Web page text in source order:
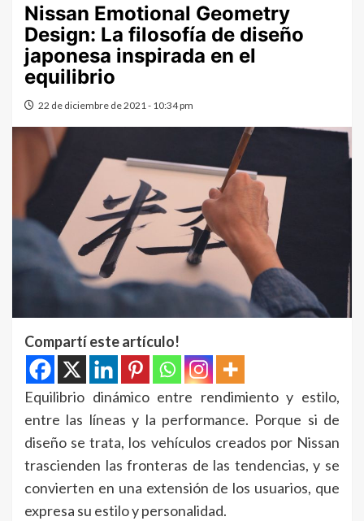
Nissan Emotional Geometry
Design: La filosofía de diseño
japonesa inspirada en el
equilibrio
22 de diciembre de 2021 - 10:34 pm
Compartí este artículo!
Equilibrio dinámico entre rendimiento y estilo,
entre las líneas y la performance. Porque si de
diseño se trata, los vehículos creados por Nissan
trascienden las fronteras de las tendencias, y se
convierten en una extensión de los usuarios, que
expresa su estilo y personalidad.